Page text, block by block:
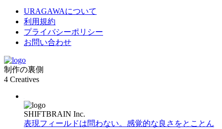
URAGAWAについて
利用規約
プライバシーポリシー
お問い合わせ
制作の裏側
4 Creatives
SHIFTBRAIN Inc.
表現フィールドは問わない。感覚的な良さをとことん